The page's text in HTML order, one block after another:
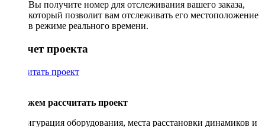
Вы получите номер для отслеживания вашего заказа,
который позволит вам отслеживать его местоположение
в режиме реального времени.
Рассчет проекта
Рассчитать проект
Поможем рассчитать проект
Конфигурация оборудования, места расстановки динамиков и